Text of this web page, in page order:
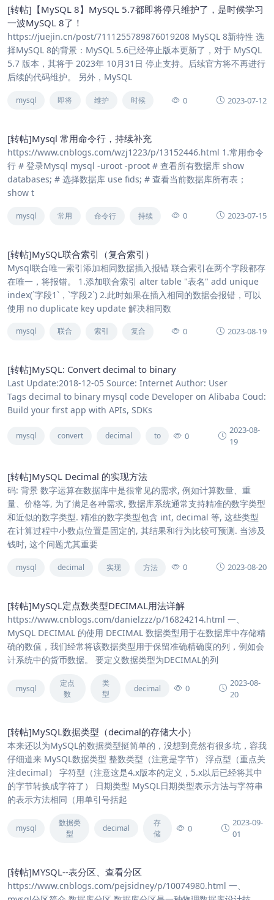
[转帖]【MySQL 8】MySQL 5.7都即将停只维护了，是时候学习
一波MySQL 8了！
https://juejin.cn/post/7111255789876019208 MySQL 8新特性 选
择MySQL 8的背景：MySQL 5.6已经停止版本更新了，对于 MySQL
5.7 版本，其将于 2023年 10月31日 停止支持。后续官方将不再进行
后续的代码维护。 另外，MySQL
mysql 即将 维护 时候 0 2023-07-12
[转帖]Mysql 常用命令行，持续补充
https://www.cnblogs.com/wzj1223/p/13152446.html 1.常用命令
行 # 登录Mysql mysql -uroot -proot # 查看所有数据库 show
databases; # 选择数据库 use fids; # 查看当前数据库所有表；
show t
mysql 常用 命令行 持续 0 2023-07-15
[转帖]MySQL联合索引（复合索引）
Mysql联合唯一索引添加相同数据插入报错 联合索引在两个字段都存
在唯一，将报错。 1.添加联合索引 alter table "表名" add unique
index(`字段1`，`字段2`) 2.此时如果在插入相同的数据会报错，可以
使用 no duplicate key update 解决相同数
mysql 联合 索引 复合 0 2023-08-19
[转帖]MySQL: Convert decimal to binary
Last Update:2018-12-05 Source: Internet Author: User
Tags decimal to binary mysql code Developer on Alibaba Coud:
Build your first app with APIs, SDKs
mysql convert decimal to 0
2023-08-
19
[转帖]MySQL Decimal 的实现方法
码: 背景 数字运算在数据库中是很常见的需求, 例如计算数量、重
量、价格等, 为了满足各种需求, 数据库系统通常支持精准的数字类型
和近似的数字类型. 精准的数字类型包含 int, decimal 等, 这些类型
在计算过程中小数点位置是固定的, 其结果和行为比较可预测. 当涉及
钱时, 这个问题尤其重要
mysql decimal 实现 方法 0 2023-08-20
[转帖]MySQL定点数类型DECIMAL用法详解
https://www.cnblogs.com/danielzzz/p/16824214.html 一、
MySQL DECIMAL 的使用 DECIMAL 数据类型用于在数据库中存储精
确的数值，我们经常将该数据类型用于保留准确精确度的列，例如会
计系统中的货币数据。 要定义数据类型为DECIMAL的列
mysql
定点
数
类
型
decimal 0
2023-08-
20
[转帖]MySQL数据类型（decimal的存储大小）
本来还以为MySQL的数据类型挺简单的，没想到竟然有很多坑，容我
仔细道来 MySQL数据类型 整数类型（注意是字节） 浮点型（重点关
注decimal） 字符型（注意这是4.x版本的定义，5.x以后已经将其中
的字节转换成字符了） 日期类型 MySQL日期类型表示方法与字符串
的表示方法相同（用单引号括起
mysql
数据类
型
decimal
存
储
0
2023-09-
01
[转帖]MYSQL--表分区、查看分区
https://www.cnblogs.com/pejsidney/p/10074980.html 一、